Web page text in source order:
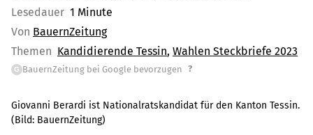
Lesedauer 1 Minute
Von BauernZeitung
Themen Kandidierende Tessin Wahlen Steckbriefe 2023
G BauernZeitung bei Google bevorzugen ?
Giovanni Berardi ist Nationalratskandidat für den Kanton Tessin.
(Bild: BauernZeitung)